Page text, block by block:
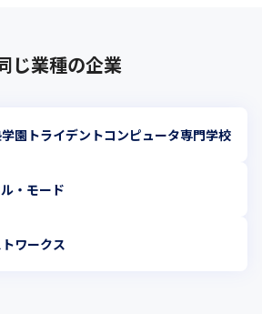
じ業種の企業
園トライデントコンピュータ専門学校
・モード
ワークス